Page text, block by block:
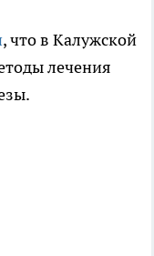
, что в Калужской
лечения